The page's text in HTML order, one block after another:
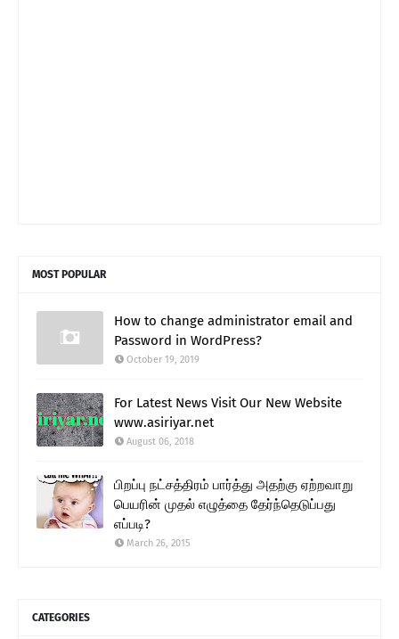
MOST POPULAR
How to change administrator email and
Password in WordPress?
October 19, 2019
For Latest News Visit Our New Website
www.asiriyar.net
August 06, 2018
பிறப்பு நட்சத்திரம் பார்த்து அதற்கு ஏற்றவாறு
பெயரின் முதல் எழுத்தை தேர்ந்தெடுப்பது
எப்படி?
March 26, 2015
CATEGORIES